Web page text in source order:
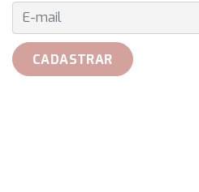
E-MAIL
CADASTRAR